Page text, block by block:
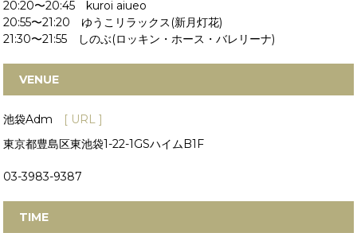
20:20〜20:45 kuroi aiueo
20:55〜21:20 ゆうこリラックス(新月灯花)
21:30〜21:55 しのぶ(ロッキン・ホース・バレリーナ)
VENUE
池袋Adm
[ URL ]
東京都豊島区東池袋1-22-1GSハイムB1F
03-3983-9387
TIME